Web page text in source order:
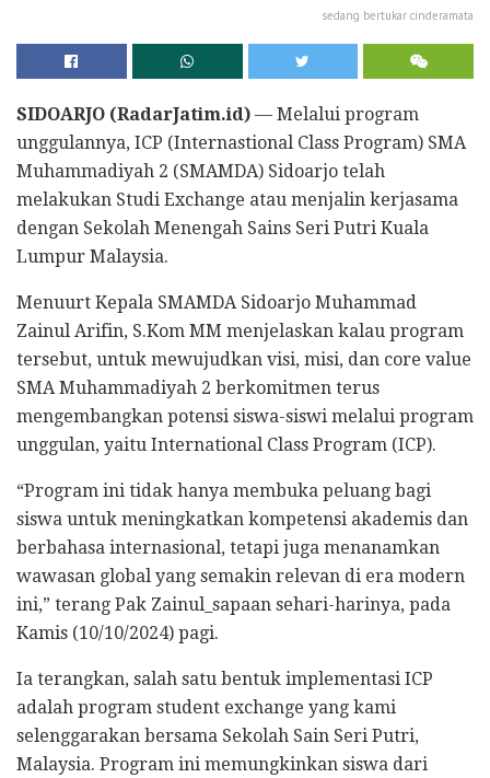
sedang bertukar cinderamata
SIDOARJO (RadarJatim.id) — Melalui program
unggulannya, ICP (Internastional Class Program) SMA
Muhammadiyah 2 (SMAMDA) Sidoarjo telah
melakukan Studi Exchange atau menjalin kerjasama
dengan Sekolah Menengah Sains Seri Putri Kuala
Lumpur Malaysia.
Menuurt Kepala SMAMDA Sidoarjo Muhammad
Zainul Arifin, S.Kom MM menjelaskan kalau program
tersebut, untuk mewujudkan visi, misi, dan core value
SMA Muhammadiyah 2 berkomitmen terus
mengembangkan potensi siswa-siswi melalui program
unggulan, yaitu International Class Program (ICP).
“Program ini tidak hanya membuka peluang bagi
siswa untuk meningkatkan kompetensi akademis dan
berbahasa internasional, tetapi juga menanamkan
wawasan global yang semakin relevan di era modern
ini,” terang Pak Zainul_sapaan sehari-harinya, pada
Kamis (10/10/2024) pagi.
Ia terangkan, salah satu bentuk implementasi ICP
adalah program student exchange yang kami
selenggarakan bersama Sekolah Sain Seri Putri,
Malaysia. Program ini memungkinkan siswa dari